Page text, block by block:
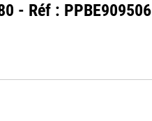
- Réf : PPBE909506